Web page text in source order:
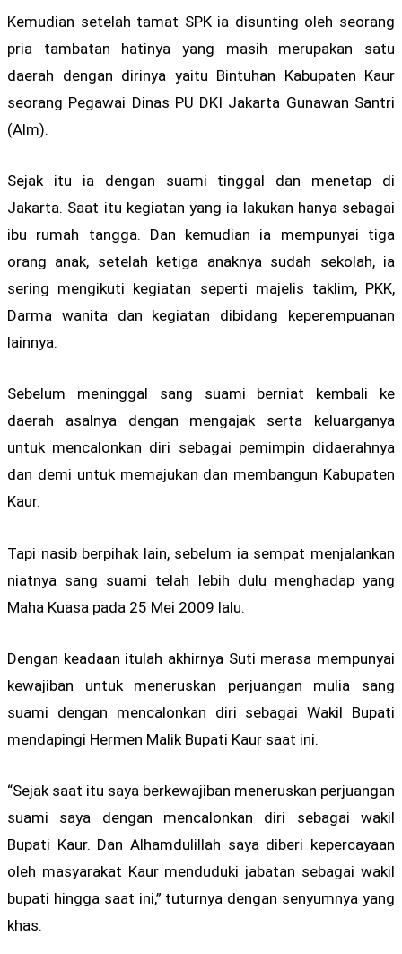
Kemudian setelah tamat SPK ia disunting oleh seorang
pria tambatan hatinya yang masih merupakan satu
daerah dengan dirinya yaitu Bintuhan Kabupaten Kaur
seorang Pegawai Dinas PU DKI Jakarta Gunawan Santri
(Alm).
Sejak itu ia dengan suami tinggal dan menetap di
Jakarta. Saat itu kegiatan yang ia lakukan hanya sebagai
ibu rumah tangga. Dan kemudian ia mempunyai tiga
orang anak, setelah ketiga anaknya sudah sekolah, ia
sering mengikuti kegiatan seperti majelis taklim, PKK,
Darma wanita dan kegiatan dibidang keperempuanan
lainnya.
Sebelum meninggal sang suami berniat kembali ke
daerah asalnya dengan mengajak serta keluarganya
untuk mencalonkan diri sebagai pemimpin didaerahnya
dan demi untuk memajukan dan membangun Kabupaten
Kaur.
Tapi nasib berpihak lain, sebelum ia sempat menjalankan
niatnya sang suami telah lebih dulu menghadap yang
Maha Kuasa pada 25 Mei 2009 lalu.
Dengan keadaan itulah akhirnya Suti merasa mempunyai
kewajiban untuk meneruskan perjuangan mulia sang
suami dengan mencalonkan diri sebagai Wakil Bupati
mendapingi Hermen Malik Bupati Kaur saat ini.
“Sejak saat itu saya berkewajiban meneruskan perjuangan
suami saya dengan mencalonkan diri sebagai wakil
Bupati Kaur. Dan Alhamdulillah saya diberi kepercayaan
oleh masyarakat Kaur menduduki jabatan sebagai wakil
bupati hingga saat ini,” tuturnya dengan senyumnya yang
khas.